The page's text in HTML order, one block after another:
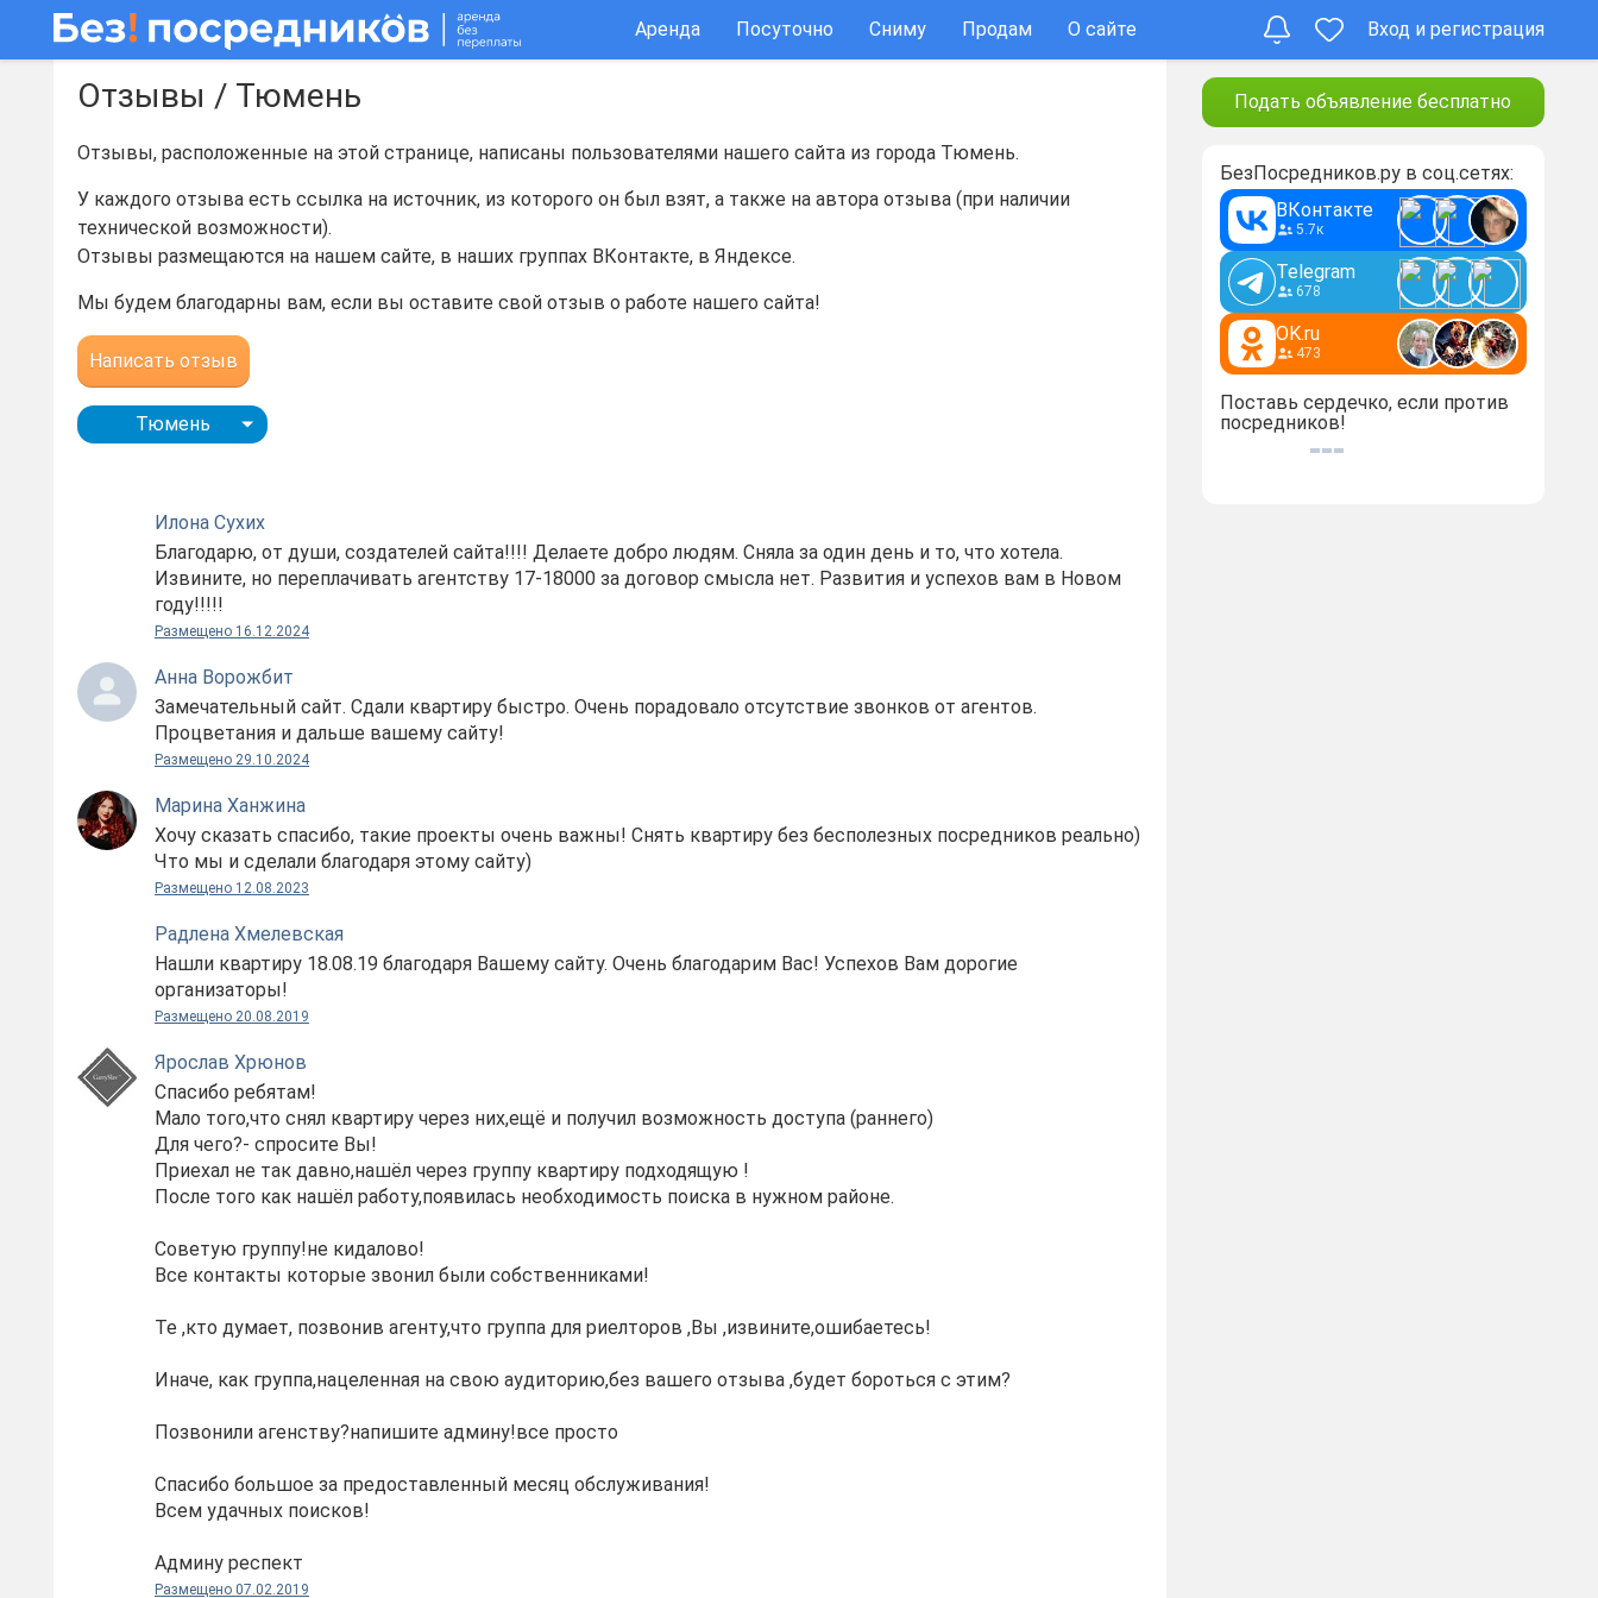
Аренда Посуточно Сниму Продам О сайте Вход и регистрация
Отзывы / Тюмень
Отзывы, расположенные на этой странице, написаны пользователями нашего сайта из города Тюмень.
У каждого отзыва есть ссылка на источник, из которого он был взят, а также на автора отзыва (при наличии
технической возможности).
Отзывы размещаются на нашем сайте, в наших группах ВКонтакте, в Яндексе.
Мы будем благодарны вам, если вы оставите свой отзыв о работе нашего сайта!
Написать отзыв
Тюмень
Илона Сухих
Благодарю, от души, создателей сайта!!!! Делаете добро людям. Сняла за один день и то, что хотела.
Извините, но переплачивать агентству 17-18000 за договор смысла нет. Развития и успехов вам в Новом
году!!!!!
Размещено 16.12.2024
Анна Ворожбит
Замечательный сайт. Сдали квартиру быстро. Очень порадовало отсутствие звонков от агентов.
Процветания и дальше вашему сайту!
Размещено 29.10.2024
Марина Ханжина
Хочу сказать спасибо, такие проекты очень важны! Снять квартиру без бесполезных посредников реально)
Что мы и сделали благодаря этому сайту)
Размещено 12.08.2023
Радлена Хмелевская
Нашли квартиру 18.08.19 благодаря Вашему сайту. Очень благодарим Вас! Успехов Вам дорогие
организаторы!
Размещено 20.08.2019
Ярослав Хрюнов
Спасибо ребятам!
Мало того,что снял квартиру через них,ещё и получил возможность доступа (раннего)
Для чего?- спросите Вы!
Приехал не так давно,нашёл через группу квартиру подходящую !
После того как нашёл работу,появилась необходимость поиска в нужном районе.
Советую группу!не кидалово!
Все контакты которые звонил были собственниками!
Те ,кто думает, позвонив агенту,что группа для риелторов ,Вы ,извините,ошибаетесь!
Иначе, как группа,нацеленная на свою аудиторию,без вашего отзыва ,будет бороться с этим?
Позвонили агенству?напишите админу!все просто
Спасибо большое за предоставленный месяц обслуживания!
Всем удачных поисков!
Админу респект
Размещено 07.02.2019
Подать объявление бесплатно
БезПосредников.ру в соц.сетях:
ВКонтакте
5.7к
Telegram
678
OK.ru
473
Поставь сердечко, если против
посредников!